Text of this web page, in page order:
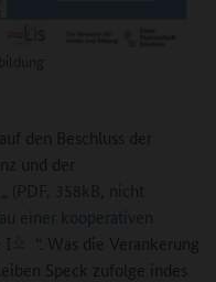
den Beschluss der
und der
„ (PDF, 358kB, nicht
einer kooperativen
I
“. Was die Verankerung
Speck zufolge indes